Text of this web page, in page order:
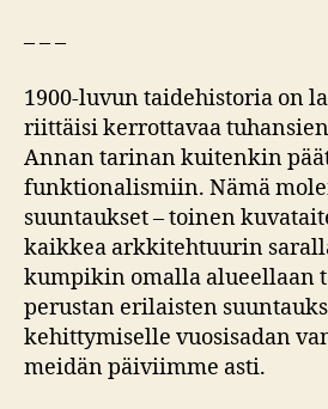
– – –
1900-luvun taidehistoria on
riittäisi kerrottavaa
Annan tarinan kuitenkin
funktionalismiin. Nämä
suuntaukset – toinen
kaikkea arkkitehtuurin
kumpikin omalla alueellaan
perustan erilaisten
kehittymiselle vuosisadan
meidän päiviimme asti.